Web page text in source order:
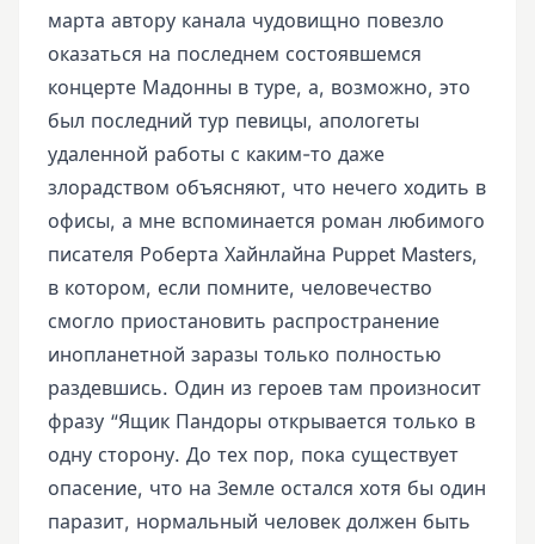
марта автору канала чудовищно повезло
оказаться на последнем состоявшемся
концерте Мадонны в туре, а, возможно, это
был последний тур певицы, апологеты
удаленной работы с каким-то даже
злорадством объясняют, что нечего ходить в
офисы, а мне вспоминается роман любимого
писателя Роберта Хайнлайна Puppet Masters,
в котором, если помните, человечество
смогло приостановить распространение
инопланетной заразы только полностью
раздевшись. Один из героев там произносит
фразу “Ящик Пандоры открывается только в
одну сторону. До тех пор, пока существует
опасение, что на Земле остался хотя бы один
паразит, нормальный человек должен быть